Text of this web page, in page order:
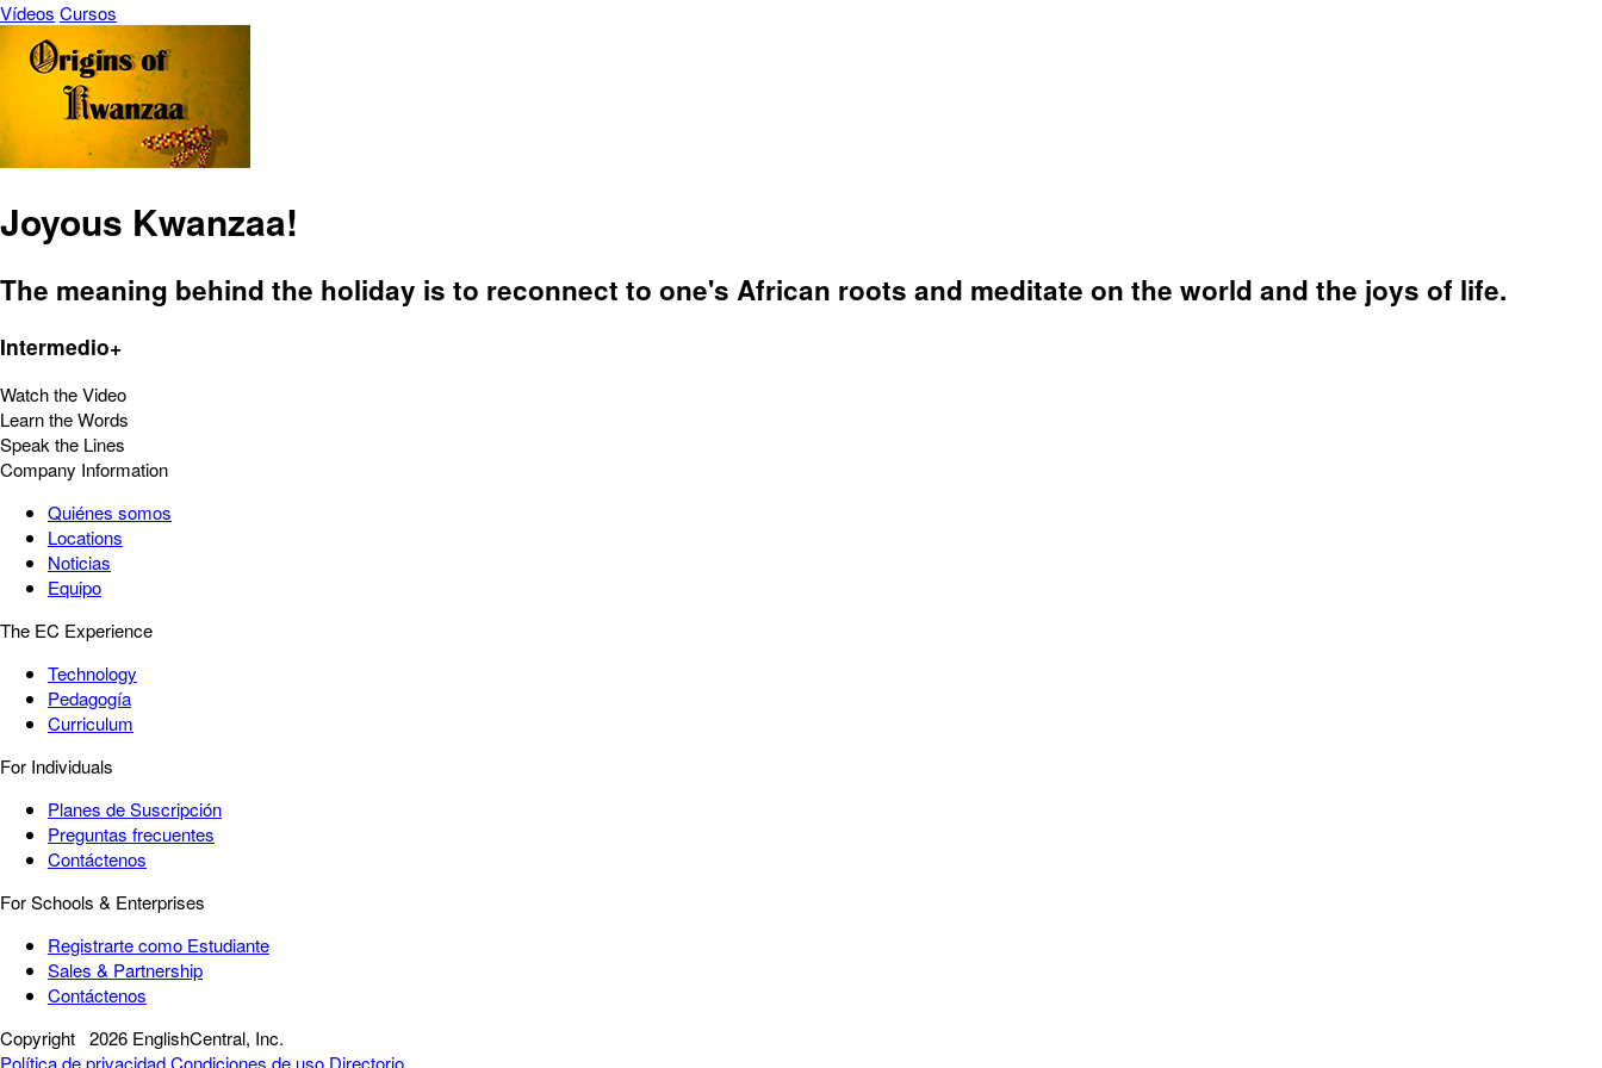
Vídeos Cursos
Joyous Kwanzaa!
The meaning behind the holiday is to reconnect to one's African roots and meditate on the world and the joys of life.
Intermedio+
Watch the Video
Learn the Words
Speak the Lines
Company Information
Quiénes somos
Locations
Noticias
Equipo
The EC Experience
Technology
Pedagogía
Curriculum
For Individuals
Planes de Suscripción
Preguntas frecuentes
Contáctenos
For Schools & Enterprises
Registrarte como Estudiante
Sales & Partnership
Contáctenos
Copyright 2026 EnglishCentral, Inc.